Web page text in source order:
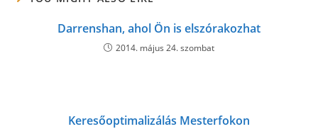
Darrenshan, ahol Ön is elszórakozhat
2014. május 24. szombat
Keresőoptimalizálás Mesterfokon